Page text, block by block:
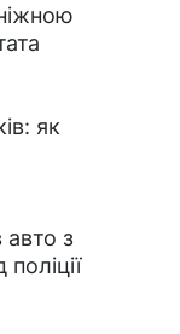
як
з